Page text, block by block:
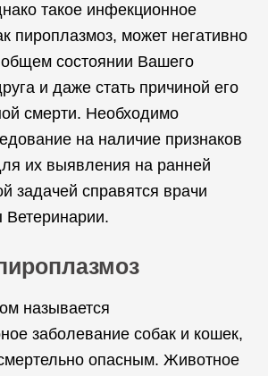
такое инфекционное
пироплазмоз, может негативно
общем состоянии Вашего
и даже стать причиной его
смерти. Необходимо
на наличие признаков
их выявления на ранней
задачей справятся врачи
называется
заболевание собак и кошек,
опасным. Животное